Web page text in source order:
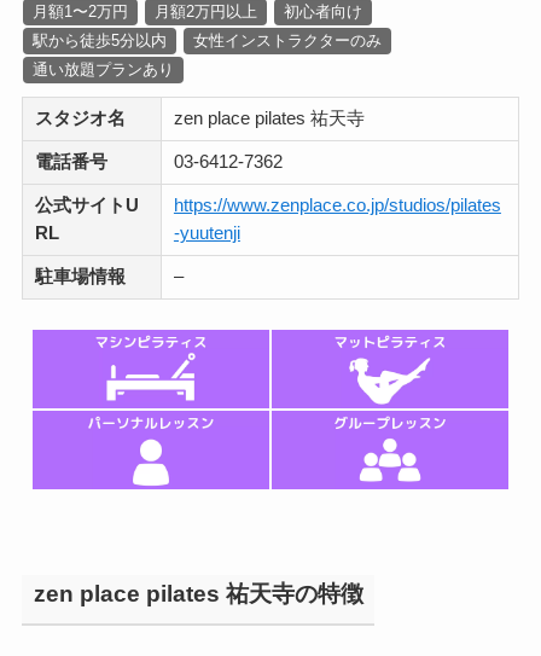
月額1〜2万円
月額2万円以上
初心者向け
駅から徒歩5分以内
女性インストラクターのみ
通い放題プランあり
スタジオ名 zen place pilates 祐天寺
電話番号 03-6412-7362
公式サイトU
RL
https://www.zenplace.co.jp/studios/pilates
-yuutenji
駐車場情報 –
zen place pilates 祐天寺の特徴